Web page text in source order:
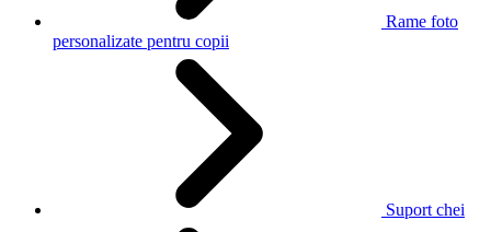
Rame foto
personalizate pentru copii
Suport chei